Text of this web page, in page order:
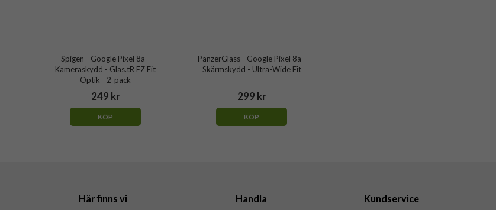
Spigen - Google Pixel 8a -
Kameraskydd - Glas.tR EZ Fit
Optik - 2-pack
249 kr
KÖP
PanzerGlass - Google Pixel 8a -
Skärmskydd - Ultra-Wide Fit
299 kr
KÖP
Här finns vi Handla Kundservice